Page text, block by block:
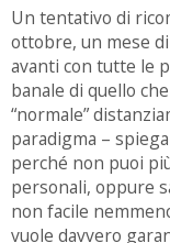
Un tentativo di
ottobre, un mese
avanti con tutte le
banale di quello
“normale”
paradigma –
perché non puoi
personali, oppure
non facile
vuole davvero